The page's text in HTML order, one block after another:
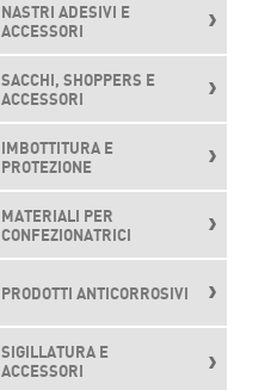
NASTRI ADESIVI E
ACCESSORI
SACCHI, SHOPPERS E
ACCESSORI
IMBOTTITURA E
PROTEZIONE
MATERIALI PER
CONFEZIONATRICI
PRODOTTI ANTICORROSIVI
SIGILLATURA E
ACCESSORI